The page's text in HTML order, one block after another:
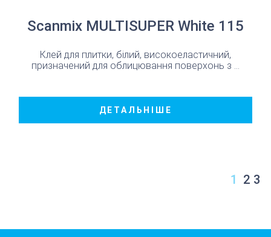
Scanmix MULTISUPER White 115
Клей для плитки, білий, високоеластичний,
призначений для облицювання поверхонь з ...
ДЕТАЛЬНІШЕ
1 2 3